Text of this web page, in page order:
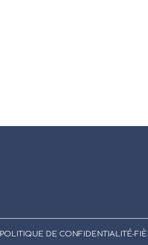
Nous contacter
DE CONFIDENTIALITÉ